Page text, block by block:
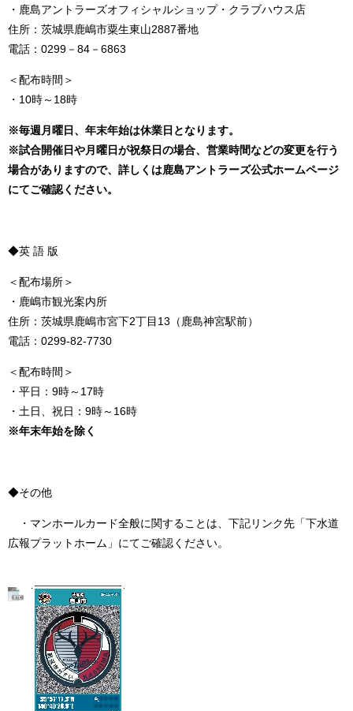
・鹿島アントラーズオフィシャルショップ・クラブハウス店
住所：茨城県鹿嶋市粟生東山2887番地
電話：0299－84－6863
＜配布時間＞
・10時～18時
※毎週月曜日、年末年始は休業日となります。
※試合開催日や月曜日が祝祭日の場合、営業時間などの変更を行う
場合がありますので、詳しくは鹿島アントラーズ公式ホームページ
にてご確認ください。
◆英 語 版
＜配布場所＞
・鹿嶋市観光案内所
住所：茨城県鹿嶋市宮下2丁目13（鹿島神宮駅前）
電話：0299-82-7730
＜配布時間＞
・平日：9時～17時
・土日、祝日：9時～16時
※年末年始を除く
◆その他
・マンホールカード全般に関することは、下記リンク先「下水道
広報プラットホーム」にてご確認ください。